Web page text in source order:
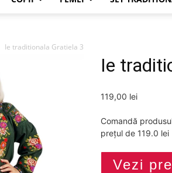
Ie traditionala Gratiela 3
Ie
119,00 lei
Comandă
prețul de 119.0 lei
Vezi